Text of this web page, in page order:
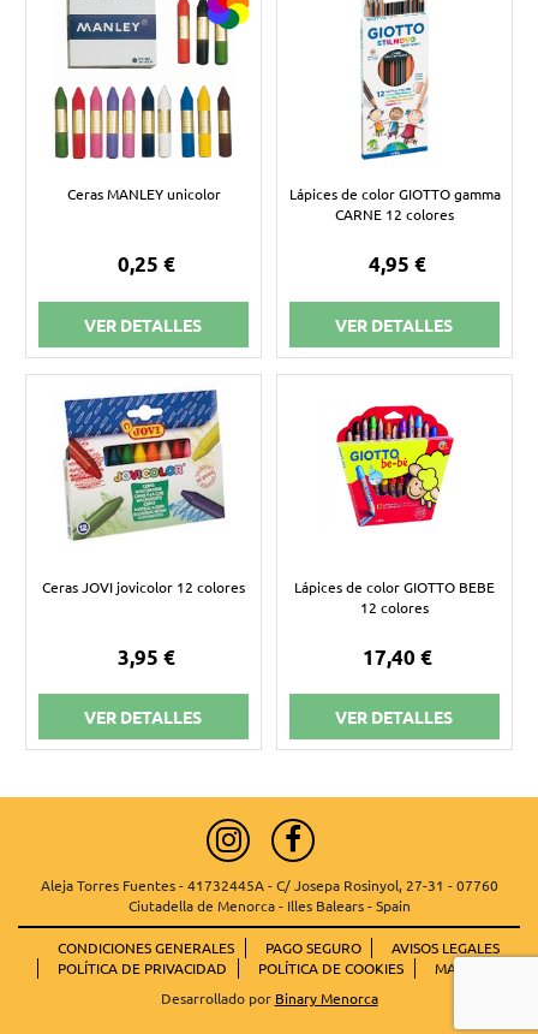
Ceras MANLEY unicolor
0,25 €
VER DETALLES
Lápices de color GIOTTO gamma
CARNE 12 colores
4,95 €
VER DETALLES
Ceras JOVI jovicolor 12 colores
3,95 €
VER DETALLES
Lápices de color GIOTTO BEBE
12 colores
17,40 €
VER DETALLES
Aleja Torres Fuentes - 41732445A - C/ Josepa Rosinyol, 27-31 - 07760
Ciutadella de Menorca - Illes Balears - Spain
CONDICIONES GENERALES PAGO SEGURO
AVISOS LEGALES
POLÍTICA DE PRIVACIDAD
POLÍTICA DE COOKIES
MAPA WEB
Desarrollado por Binary Menorca